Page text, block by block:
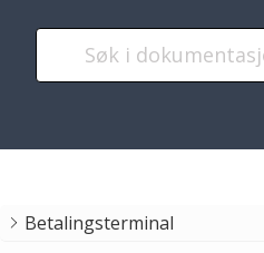
Betalingsterminal